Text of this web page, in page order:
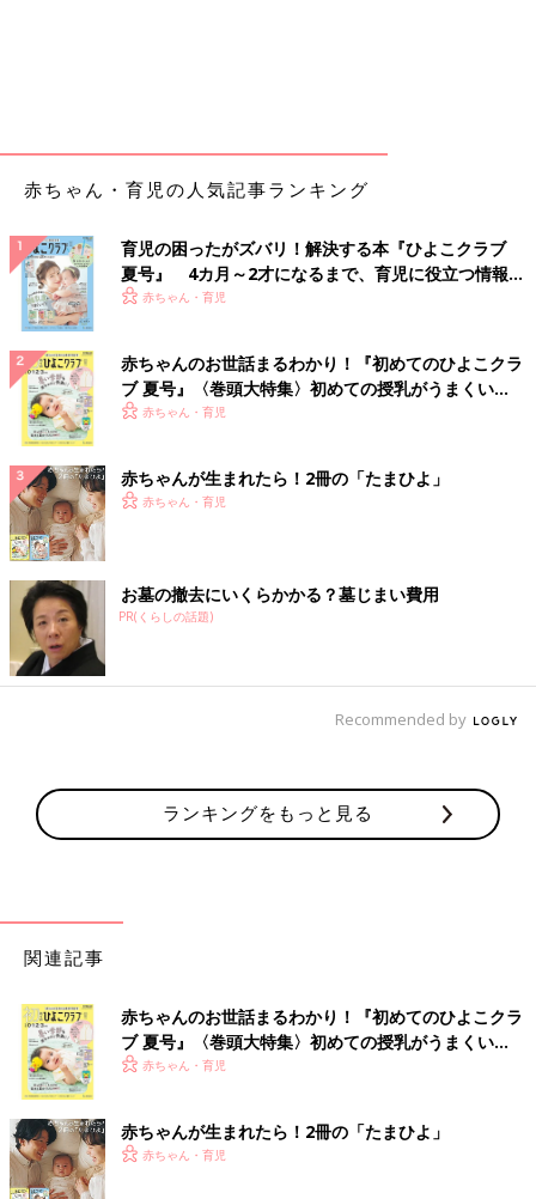
くすみカラーがたまらない！卓上アーチフレームカ
レンダー
2023 卓上2連アーチフレーム」。フレームは全4色で、月ごとに
色が変わるようです。今年買ったカレンダーのなかで一番かわい
いと大満足の様子♪
赤ちゃん・育児の人気記事ランキング
育児の困ったがズバリ！解決する本『ひよこクラブ
夏号』 4カ月～2才になるまで、育児に役立つ情報が
いっぱい！
赤ちゃん・育児
赤ちゃんのお世話まるわかり！『初めてのひよこクラ
ブ 夏号』〈巻頭大特集〉初めての授乳がうまくい
く！ おっぱい・ミルクの基本と夏のトラブル 解決テ
赤ちゃん・育児
赤ちゃんが生まれたら！2冊の「たまひよ」
赤ちゃん・育児
お墓の撤去にいくらかかる？墓じまい費用
PR(くらしの話題)
Recommended by
ランキングをもっと見る
関連記事
赤ちゃんのお世話まるわかり！『初めてのひよこクラ
ブ 夏号』〈巻頭大特集〉初めての授乳がうまくい
く！ おっぱい・ミルクの基本と夏のトラブル 解決テ
赤ちゃん・育児
赤ちゃんが生まれたら！2冊の「たまひよ」
赤ちゃん・育児